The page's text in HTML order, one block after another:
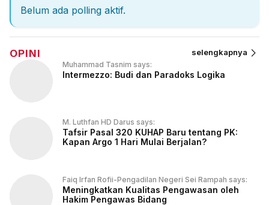
Belum ada polling aktif.
OPINI selengkapnya
Muhammad Tasnim says:
Intermezzo: Budi dan Paradoks Logika
M. Luthfan HD Darus says:
Tafsir Pasal 320 KUHAP Baru tentang PK:
Kapan Argo 1 Hari Mulai Berjalan?
Faiq Irfan Rofii-Pengadilan Negeri Sei Rampah says:
Meningkatkan Kualitas Pengawasan oleh
Hakim Pengawas Bidang